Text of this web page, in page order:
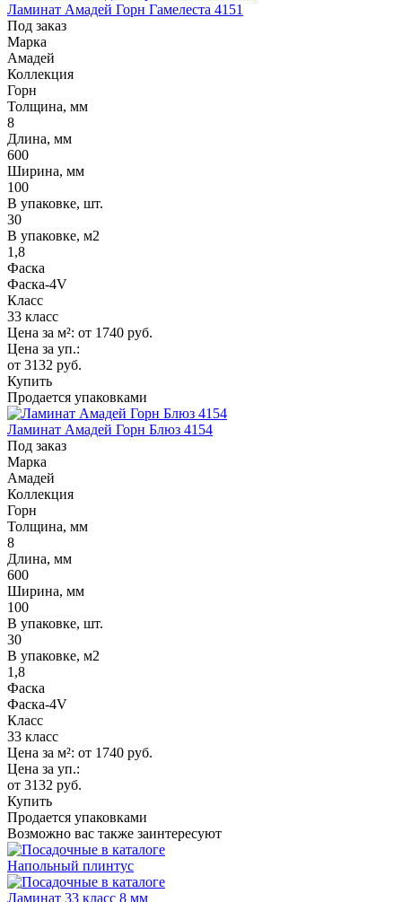
Ламинат Амадей Горн Гамелеста 4151
Под заказ
Марка
Амадей
Коллекция
Горн
Толщина, мм
8
Длина, мм
600
Ширина, мм
100
В упаковке, шт.
30
В упаковке, м2
1,8
Фаска
Фаска-4V
Класс
33 класс
Цена за м²: от 1740 руб.
Цена за уп.:
от 3132 руб.
Купить
Продается упаковками
Ламинат Амадей Горн Блюз 4154
Под заказ
Марка
Амадей
Коллекция
Горн
Толщина, мм
8
Длина, мм
600
Ширина, мм
100
В упаковке, шт.
30
В упаковке, м2
1,8
Фаска
Фаска-4V
Класс
33 класс
Цена за м²: от 1740 руб.
Цена за уп.:
от 3132 руб.
Купить
Продается упаковками
Возможно вас также заинтересуют
Напольный плинтус
Ламинат 33 класс 8 мм